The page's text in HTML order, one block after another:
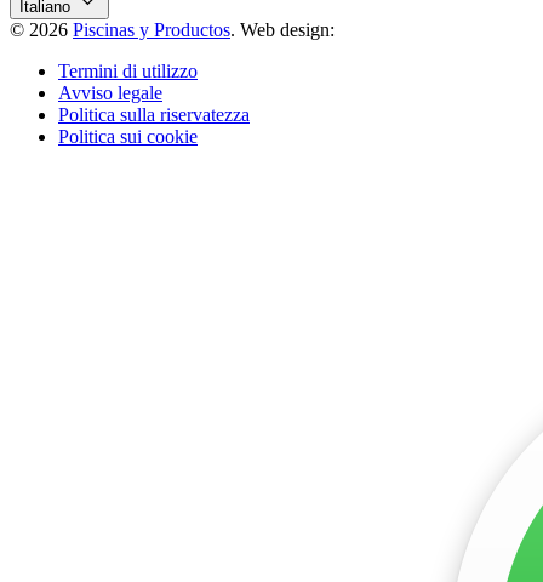
Italiano
© 2026 Piscinas y Productos. Web design:
Termini di utilizzo
Avviso legale
Politica sulla riservatezza
Politica sui cookie